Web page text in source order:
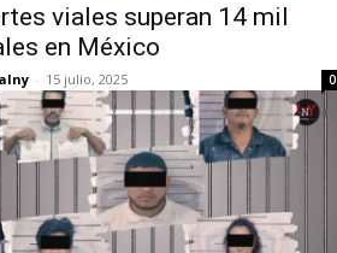
viales superan 14 mil
en México
- 15 julio, 2025 0